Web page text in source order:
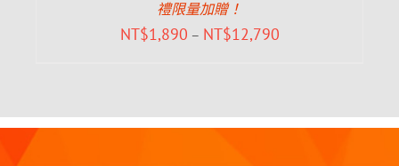
禮限量加贈！
NT$1,890 – NT$12,790